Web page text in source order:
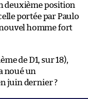
deuxième position
portée par Paulo
homme fort
de D1, sur 18),
noué un
juin dernier ?